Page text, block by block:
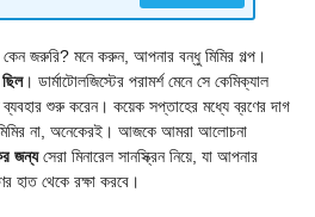
কেন জরুরি? মনে করুন, আপনার বন্ধু মিমির গল্প।
। ডার্মাটোলজিস্টের পরামর্শ মেনে সে কেমিক্যাল
ব্যবহার শুরু করেন। কয়েক সপ্তাহের মধ্যে ব্রণের দাগ
না, অনেকেরই। আজকে আমরা আলোচনা
জন্যসেরা মিনারেল সানস্ক্রিন নিয়ে, যা আপনার
হাত থেকে রক্ষা করবে।